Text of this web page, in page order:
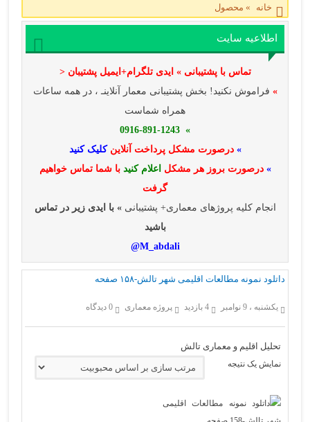
خانه » محصول
اطلاعیه سایت
تماس با پشتیبانی » ایدی تلگرام+ایمیل پشتیبان <
» فراموش نکنید! بخش پشتیبانی معمار آنلاینـ ، در همه ساعات
همراه شماست
» 0916-891-1243
» درصورت مشکل پرداخت آنلاینکلیک کنید
» درصورت بروز هر مشکل اعلام کنید با شما تماس خواهیم
گرفت
انجام کلیه پروژهای معماری+ پشتیبانی» با ایدی زیر در تماس
باشید
M_abdali@
داتلود نمونه مطالعات اقلیمی شهر تالش-۱۵۸ صفحه
یکشنبه ، 9 نوامبر 4 بازدید پروژه معماری 0 دیدگاه
تحلیل اقلیم و معماری تالش
نمایش یک نتیجه